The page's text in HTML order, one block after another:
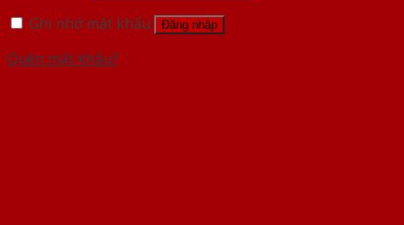
Ghi nhớ mật khẩu
Đăng nhập
Quên mật khẩu?